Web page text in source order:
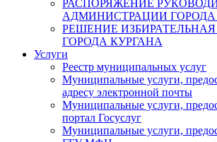
РАСПОРЯЖЕНИЕ
АДМИНИСТРАЦИИ ГОРОДА
РЕШЕНИЕ
ГОРОДА КУРГАНА
Услуги
Реестр муниципальных услуг
Муниципальные услуги,
адресу электронной почты
Муниципальные услуги,
портал Госуслуг
Муниципальные услуги,